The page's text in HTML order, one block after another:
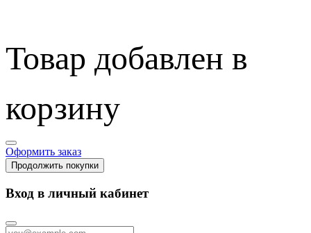
Товар добавлен в
корзину
Оформить заказ
Продолжить покупки
Вход в личный кабинет